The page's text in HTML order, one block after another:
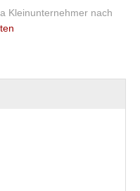
Kleinunternehmer nach